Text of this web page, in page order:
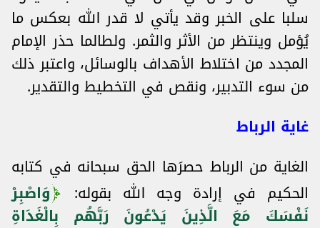
سلبا على الخبر وقد يأتي لا قدر الله بعكس ما
يُؤمل وينتظر من الأثر والثمر. ولطالما حذر الإمام
المجدد من اختلاط الأهداف بالوسائل، واعتبر ذلك
من سوء التدبير، ونقص في التخطيط والتقدير.
غاية الرباط
الغاية من الرباط حصرَها الحق سبحانه في كتابه
الحكيم في إرادة وجه الله بقوله:
وَاصْبِرْ
نَفْسَكَ مَعَ الَّذِينَ يَدْعُونَ رَبَّهُم بِالْغَدَاةِ